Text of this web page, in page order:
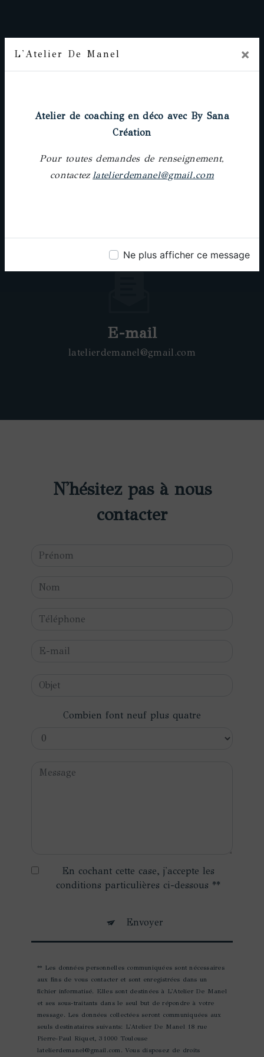
L'Atelier De Manel ×
Atelier de coaching en déco avec By Sana
Création
Pour toutes demandes de renseignement,
contactezlatelierdemanel@gmail.com
Ne plus afficher ce message
18 rue Pierre-Paul Riquet, 31000 Toulouse
05 61 62 64 25
E-mail
latelierdemanel@gmail.com
N'hésitez pas à nous
contacter
Combien font neuf plus quatre
En cochant cette case, j'accepte les
conditions particulières ci-dessous **
Envoyer
** Les données personnelles communiquées sont nécessaires
aux fins de vous contacter et sont enregistrées dans un
fichier informatisé. Elles sont destinées à L'Atelier De Manel
et ses sous-traitants dans le seul but de répondre à votre
message. Les données collectées seront communiquées aux
seuls destinataires suivants: L'Atelier De Manel 18 rue
Pierre-Paul Riquet, 31000 Toulouse
latelierdemanel@gmail.com. Vous disposez de droits